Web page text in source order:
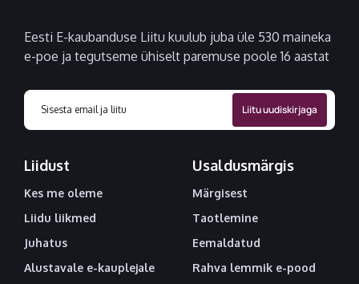
Eesti E-kaubanduse Liitu kuulub juba üle 530 maineka
e-poe ja tegutseme ühiselt paremuse poole 16 aastat
Liidust
Kes me oleme
Liidu liikmed
Juhatus
Alustavale e-kauplejale
Usaldusmärgis
Märgisest
Taotlemine
Eemaldatud
Rahva lemmik e-pood